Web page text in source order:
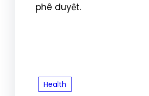
phê duyệt.
Health